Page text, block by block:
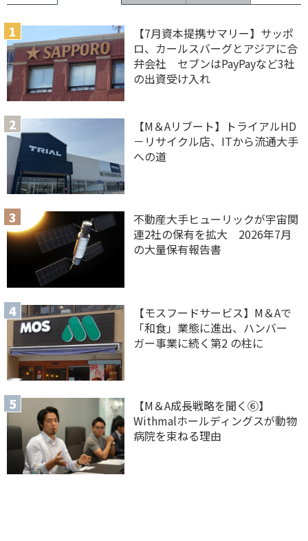
【7月資本提携サマリー】サッポ
ロ、カールスバーグとアジアに合
弁会社 セブンはPayPayなど3社
の出資受け入れ
【M＆Aリブート】トライアルHD
－リサイクル店、ITから流通大手
への道
不動産大手ヒューリックが宇宙関
連2社の保有を拡大 2026年7月
の大量保有報告書
【モスフードサービス】M＆Aで
「和食」業態に進出、ハンバー
ガー事業に続く第2 の柱に
【M＆A 成長戦略を聞く⑥】
Withmalホールディングスが動物
病院を束ねる理由